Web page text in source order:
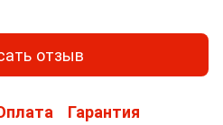
отзыв
Гарантия